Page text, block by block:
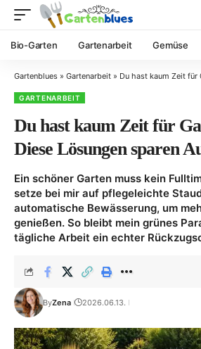
Bio-Garten Gartenarbeit Gemüse
Gartenblues » Gartenarbeit » Du hast kaum Zeit für
GARTENARBEIT
Du hast kaum Zeit für
Diese Lösungen sparen
Ein schöner Garten muss kein
setze bei mir auf pflegeleichte
automatische Bewässerung, um
genießen. So bleibt mein grünes
tägliche Arbeit ein echter
ByZena 2026.06.13.